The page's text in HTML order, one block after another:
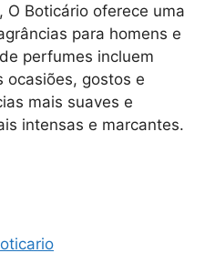
Boticário oferece uma
para homens e
perfumes incluem
ocasiões, gostos e
mais suaves e
intensas e marcantes.